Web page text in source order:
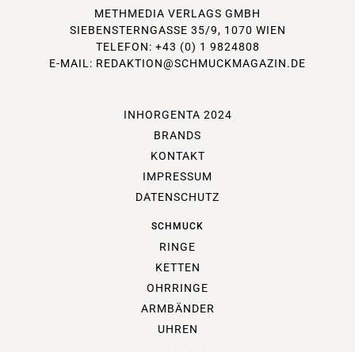
METHMEDIA VERLAGS GMBH
SIEBENSTERNGASSE 35/9, 1070 WIEN
TELEFON: +43 (0) 1 9824808
E-MAIL: REDAKTION@SCHMUCKMAGAZIN.DE
INHORGENTA 2024
BRANDS
KONTAKT
IMPRESSUM
DATENSCHUTZ
SCHMUCK
RINGE
KETTEN
OHRRINGE
ARMBÄNDER
UHREN